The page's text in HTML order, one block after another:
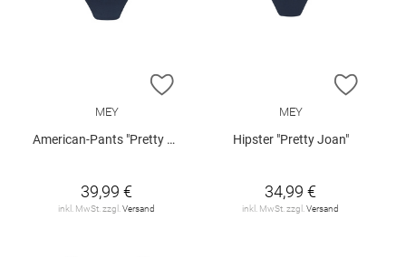
ZUR WUNSCHLISTE HINZUFÜGEN
MEY
American-Pants "Pretty Joan"
39,99 €
inkl. MwSt. zzgl.Versand
ZUR
MEY
Hipster "Pretty Joan"
34,99 €
inkl. MwSt. zzgl.Versand